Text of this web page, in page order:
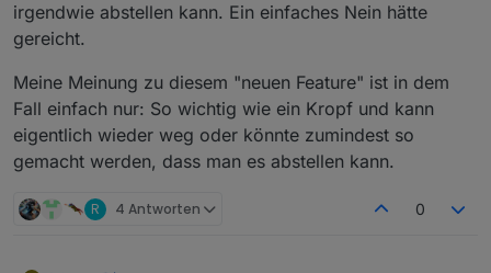
irgendwie abstellen kann. Ein einfaches Nein hätte
gereicht.
Meine Meinung zu diesem "neuen Feature" ist in dem
Fall einfach nur: So wichtig wie ein Kropf und kann
eigentlich wieder weg oder könnte zumindest so
gemacht werden, dass man es abstellen kann.
R 4 Antworten 0